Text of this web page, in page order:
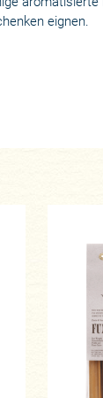
eignen.